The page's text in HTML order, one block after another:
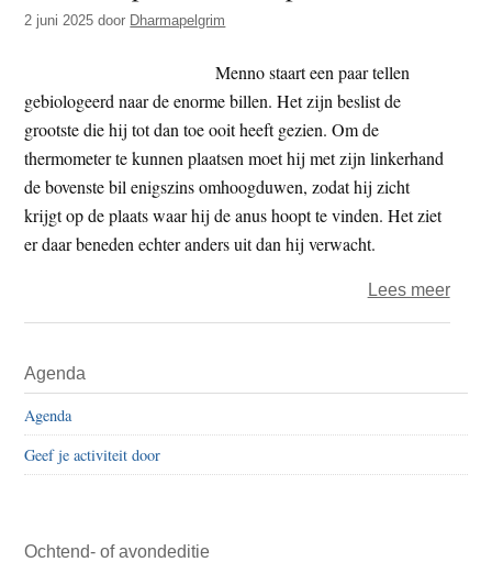
t
e
t
e
2 juni 2025 door Dharmapelgrim
Menno staart een paar tellen
gebiologeerd naar de enorme billen. Het zijn beslist de
grootste die hij tot dan toe ooit heeft gezien. Om de
thermometer te kunnen plaatsen moet hij met zijn linkerhand
de bovenste bil enigszins omhoogduwen, zodat hij zicht
krijgt op de plaats waar hij de anus hoopt te vinden. Het ziet
er daar beneden echter anders uit dan hij verwacht.
Lees meerover
Sidebar
Agenda
Agenda
Geef je activiteit door
Ochtend- of avondeditie